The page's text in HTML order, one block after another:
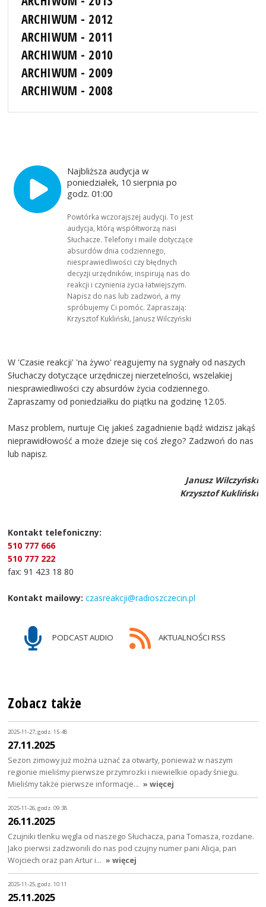
ARCHIWUM - 2012
ARCHIWUM - 2011
ARCHIWUM - 2010
ARCHIWUM - 2009
ARCHIWUM - 2008
Najbliższa audycja w
poniedziałek, 10 sierpnia po
godz. 01:00
Powtórka wczorajszej audycji. To jest
audycja, którą współtworzą nasi
Słuchacze. Telefony i maile dotyczące
absurdów dnia codziennego,
niesprawiedliwości czy błędnych
decyzji urzędników, inspirują nas do
reakcji i czynienia życia łatwiejszym.
Napisz do nas lub zadzwoń, a my
spróbujemy Ci pomóc. Zapraszają:
Krzysztof Kukliński, Janusz Wilczyński
W 'Czasie reakcji' 'na żywo' reagujemy na sygnały od naszych
Słuchaczy dotyczące urzędniczej nierzetelności, wszelakiej
niesprawiedliwości czy absurdów życia codziennego.
Zapraszamy od poniedziałku do piątku na godzinę 12.05.
Masz problem, nurtuje Cię jakieś zagadnienie bądź widzisz jakąś
nieprawidłowość a może dzieje się coś złego? Zadzwoń do nas
lub napisz.
Janusz Wilczyński
Krzysztof Kukliński
Kontakt telefoniczny:
510 777 666
510 777 222
fax: 91 423 18 80
Kontakt mailowy: czasreakcji@radioszczecin.pl
PODCAST AUDIO AKTUALNOŚCI RSS
Zobacz także
2025-11-27, godz. 15:48
27.11.2025
Sezon zimowy już można uznać za otwarty, ponieważ w naszym
regionie mieliśmy pierwsze przymrozki i niewielkie opady śniegu.
Mieliśmy także pierwsze informacje… » więcej
2025-11-26, godz. 09:38
26.11.2025
Czujniki tlenku węgla od naszego Słuchacza, pana Tomasza, rozdane.
Jako pierwsi zadzwonili do nas pod czujny numer pani Alicja, pan
Wojciech oraz pan Artur i… » więcej
2025-11-25, godz. 10:11
25.11.2025